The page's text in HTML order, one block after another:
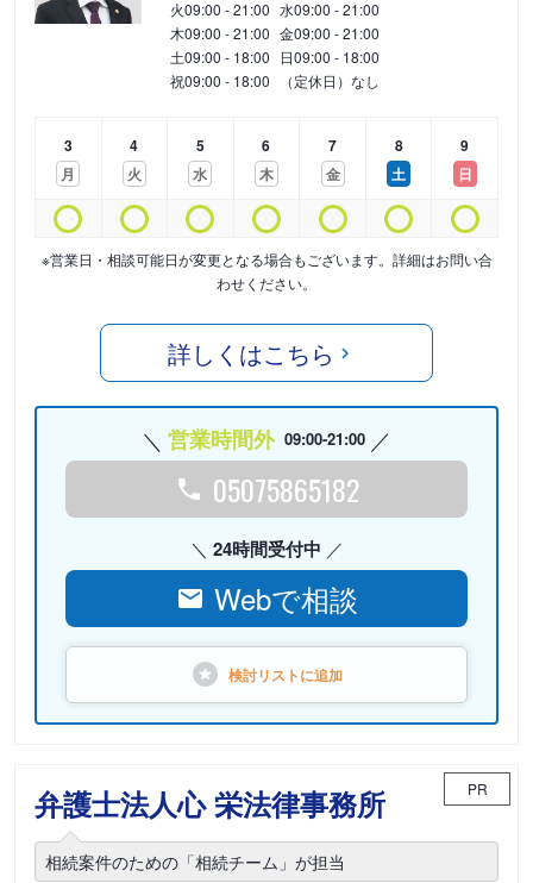
火09:00 - 21:00 水09:00 - 21:00
木09:00 - 21:00 金09:00 - 21:00
土09:00 - 18:00 日09:00 - 18:00
祝09:00 - 18:00 （定休日）なし
3
月
4
火
5
水
6
木
7
金
8
土
9
日
※営業日・相談可能日が変更となる場合もございます。詳細はお問い合
わせください。
詳しくはこちら
営業時間外 09:00-21:00
05075865182
24時間受付中
Webで相談
検討リストに追加
弁護士法人心 栄法律事務所 PR
相続案件のための「相続チーム」が担当